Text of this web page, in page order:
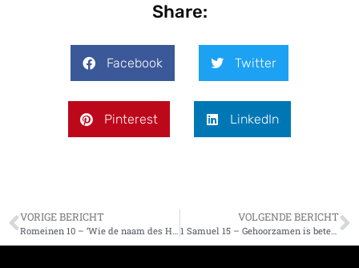
Share:
Facebook Twitter
Pinterest LinkedIn
VORIGE BERICHT
Romeinen 10 – ‘Wie de naam des Heren aanroept, zal behouden worden’
VOLGENDE BERICHT
1 Samuel 15 – Gehoorzamen is beter dan slachtoffers